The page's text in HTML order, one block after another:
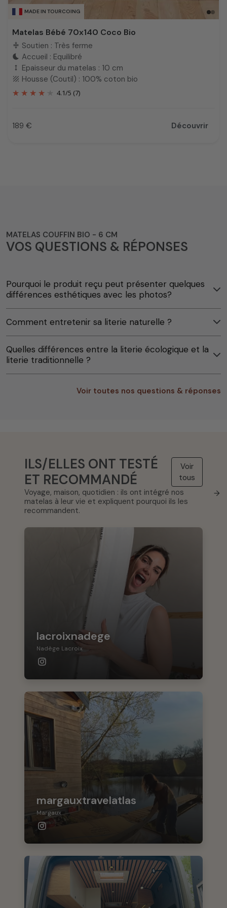
MADE IN TOURCOING
Matelas Bébé 70x140 Coco Bio
compress Soutien : Très ferme
bedtime Accueil : Equilibré
height Epaisseur du matelas : 10 cm
texture Housse (Coutil) : 100% coton bio
4.1/5 (7)
Prix
189 € Découvrir
MATELAS COUFFIN BIO - 6 CM
VOS QUESTIONS & RÉPONSES
Pourquoi le produit reçu peut présenter quelques
différences esthétiques avec les photos?
Comment entretenir sa literie naturelle ?
Quelles différences entre la literie écologique et la
literie traditionnelle ?
Voir toutes nos questions & réponses
ILS/ELLES ONT TESTÉ
ET RECOMMANDÉ
Voir
tous
→
Voyage, maison, quotidien : ils ont intégré nos
matelas à leur vie et expliquent pourquoi ils les
recommandent.
lacroixnadege
Nadège Lacroix
margauxtravelatlas
Margaux